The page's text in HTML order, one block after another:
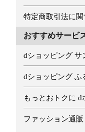
特定商取引法に
おすすめサービ
dショッピング サ
dショッピング ふ
もっとおトクに d
ファッション通販